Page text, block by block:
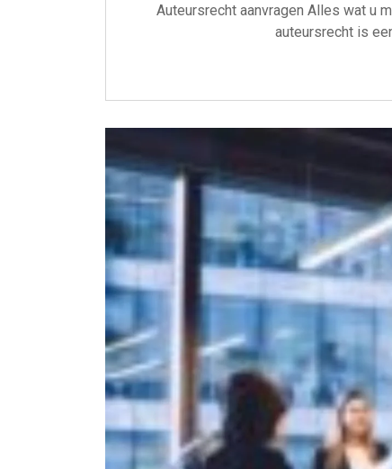
Auteursrecht aanvragen Alles wat u
auteursrecht is